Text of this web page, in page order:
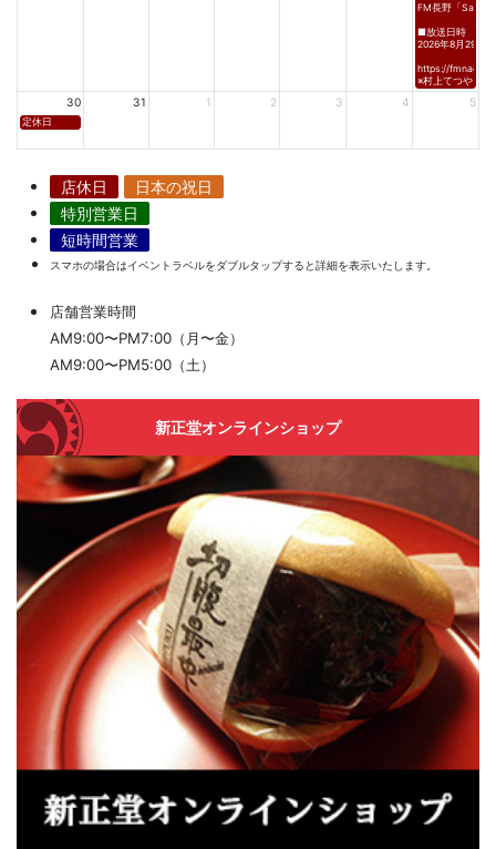
FM長野「
■放送日時
2026年8月29日(
https://
※村上てつや、酒
30 31 1 2 3 4 5
定休日
店休日
日本の祝日
特別営業日
短時間営業
スマホの場合はイベントラベルをダブルタップすると詳細を表示いたします。
店舗営業時間
AM9:00〜PM7:00（月〜金）
AM9:00〜PM5:00（土）
新正堂オンラインショップ